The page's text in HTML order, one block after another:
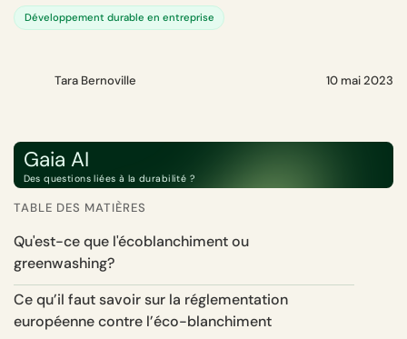
Développement durable en entreprise
Tara Bernoville 10 mai 2023
Gaia AI
Des questions liées à la durabilité ?
TABLE DES MATIÈRES
Qu'est-ce que l'écoblanchiment ou
greenwashing?
Ce qu’il faut savoir sur la réglementation
européenne contre l’éco-blanchiment